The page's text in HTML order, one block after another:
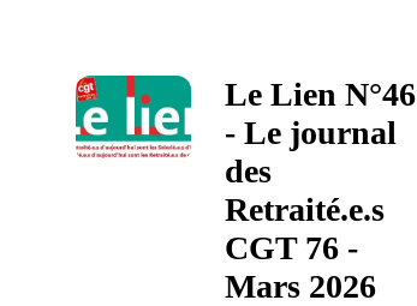
Le Lien N°46
- Le journal
des
Retraité.e.s
CGT 76 -
Mars 2026